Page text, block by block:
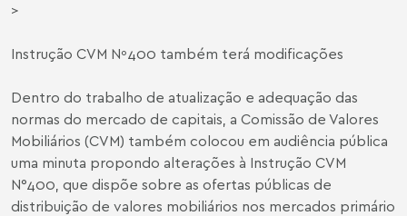
>
Instrução CVM Nº400 também terá modificações
Dentro do trabalho de atualização e adequação das
normas do mercado de capitais, a Comissão de Valores
Mobiliários (CVM) também colocou em audiência pública
uma minuta propondo alterações à Instrução CVM
N°400, que dispõe sobre as ofertas públicas de
distribuição de valores mobiliários nos mercados primário